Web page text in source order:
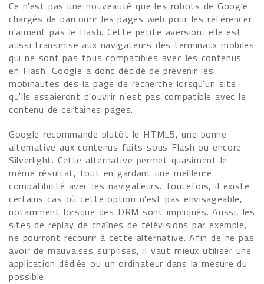
Ce n'est pas une nouveauté que les robots de Google
chargés de parcourir les pages web pour les référencer
n'aiment pas le flash. Cette petite aversion, elle est
aussi transmise aux navigateurs des terminaux mobiles
qui ne sont pas tous compatibles avec les contenus
en Flash. Google a donc décidé de prévenir les
mobinautes dès la page de recherche lorsqu'un site
qu'ils essaieront d'ouvrir n'est pas compatible avec le
contenu de certaines pages.
Google recommande plutôt le HTML5, une bonne
alternative aux contenus faits sous Flash ou encore
Silverlight. Cette alternative permet quasiment le
même résultat, tout en gardant une meilleure
compatibilité avec les navigateurs. Toutefois, il existe
certains cas où cette option n'est pas envisageable,
notamment lorsque des DRM sont impliqués. Aussi, les
sites de replay de chaînes de télévisions par exemple,
ne pourront recourir à cette alternative. Afin de ne pas
avoir de mauvaises surprises, il vaut mieux utiliser une
application dédiée ou un ordinateur dans la mesure du
possible.